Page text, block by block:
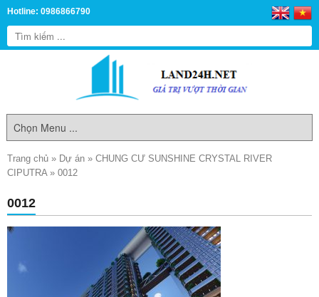
Hotline: 0986866790
Trang chủ » Dự án » CHUNG CƯ SUNSHINE CRYSTAL RIVER
CIPUTRA» 0012
0012